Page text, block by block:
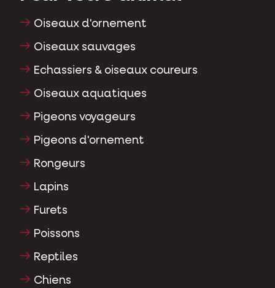
Oiseaux d'ornement
Oiseaux sauvages
Echassiers & oiseaux coureurs
Oiseaux aquatiques
Pigeons voyageurs
Pigeons d'ornement
Rongeurs
Lapins
Furets
Poissons
Reptiles
Chiens